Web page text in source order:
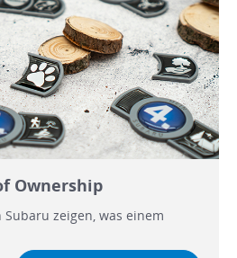
Ownership
zeigen, was einem